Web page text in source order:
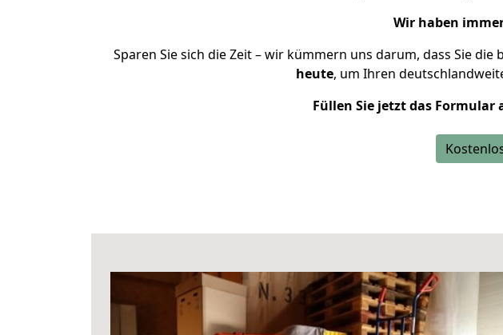
Wir haben
Sparen Sie sich die Zeit – wir kümmern uns darum, dass Sie die
heute, um Ihren
Füllen Sie jetzt das Formular